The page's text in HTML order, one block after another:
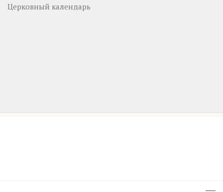
Церковный календарь